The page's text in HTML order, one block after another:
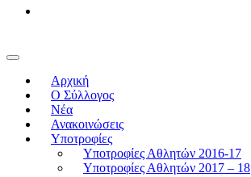
Αρχική
O Σύλλογος
Νέα
Ανακοινώσεις
Υποτροφίες
Υποτροφίες Αθλητών 2016-17
Υποτροφίες Αθλητών 2017 – 18